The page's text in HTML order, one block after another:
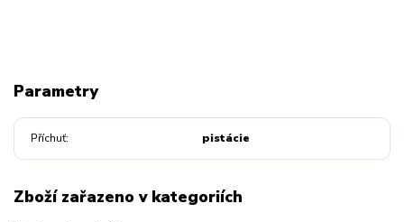
Parametry
Příchuť pistácie
Zboží zařazeno v kategoriích